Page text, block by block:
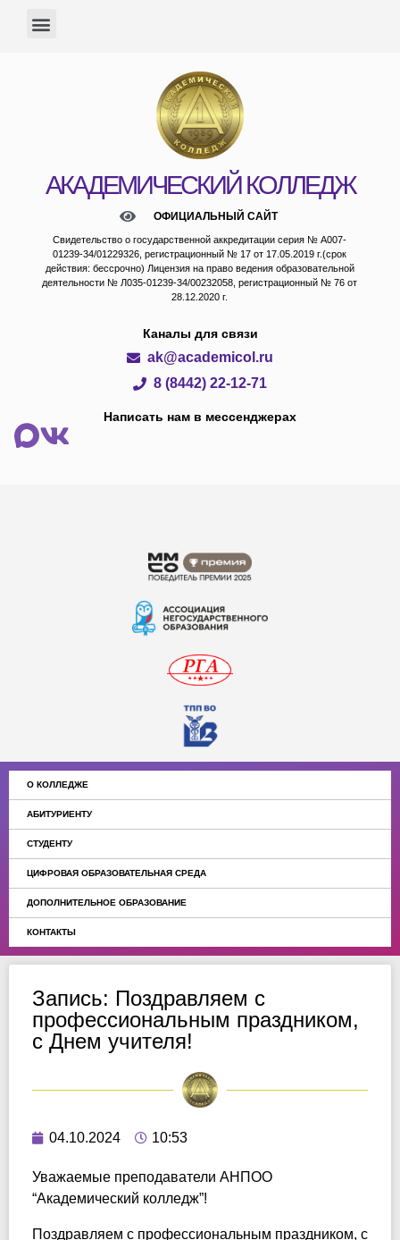
АКАДЕМИЧЕСКИЙ КОЛЛЕДЖ
ОФИЦИАЛЬНЫЙ САЙТ
Свидетельство о государственной аккредитации серия № А007-
01239-34/01229326, регистрационный № 17 от 17.05.2019 г.(срок
действия: бессрочно) Лицензия на право ведения образовательной
деятельности № Л035-01239-34/00232058, регистрационный № 76 от
28.12.2020 г.
Каналы для связи
ak@academicol.ru
8 (8442) 22-12-71
Написать нам в мессенджерах
О КОЛЛЕДЖЕ
АБИТУРИЕНТУ
СТУДЕНТУ
ЦИФРОВАЯ ОБРАЗОВАТЕЛЬНАЯ СРЕДА
ДОПОЛНИТЕЛЬНОЕ ОБРАЗОВАНИЕ
КОНТАКТЫ
Запись: Поздравляем с
профессиональным праздником,
с Днем учителя!
04.10.2024 10:53
Уважаемые преподаватели АНПОО
“Академический колледж”!
Поздравляем с профессиональным праздником, с